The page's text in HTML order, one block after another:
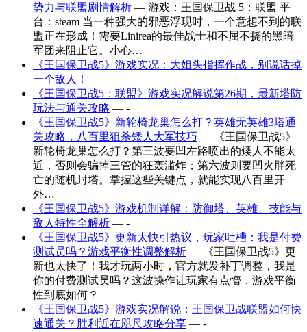
势力与联盟剧情解析 — 游戏：王国保卫战 5：联盟 平
台：steam 当一种强大的邪恶浮现时，一个意想不到的联
盟正在形成！需要Linirea的最佳战士和不屈不挠的黑暗
军团来阻止它。小心…
《王国保卫战5》游戏实况：大姐头指挥作战，别说话掉
一个敌人！
《王国保卫战5：联盟》游戏实况解说第26期，最新塔防
玩法与通关攻略 — -
《王国保卫战5》新轮椅龙巢怎么打？英雄无英雄3塔通
关攻略，八百里狙杀矮人大军技巧 — 《王国保卫战5》
新轮椅龙巢怎么打？第三波要凹左路喷出的矮人不能太
近，否则会骗掉三管的狂轰滥炸；第六波则要凹火胖死
亡的随机封塔。掌握这些关键点，就能实现八百里开
外…
《王国保卫战5》游戏机制详解：防御塔、英雄、技能与
敌人特性全解析 — -
《王国保卫战5》更新太快引热议，玩家吐槽：我是付费
测试员吗？游戏平衡性调整解析 — 《王国保卫战5》更
新也太快了！我才玩两小时，官方就发补丁调整，我是
你的付费测试员吗？这波操作让玩家有点懵，游戏平衡
性到底如何？
《王国保卫战5》游戏实况解说：王国保卫战联盟如何快
速通关？胜利近在咫尺攻略分享 — -